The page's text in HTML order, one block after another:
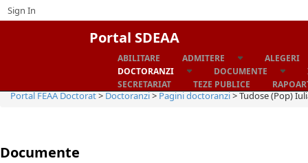
Sign In
Portal SDEAA
ABILITARE ADMITERE
ALEGERI
DOCTORANZI
DOCUMENTE
SECRETARIAT
TEZE PUBLICE
Home
Portal FEAA Doctorat>Doctoranzi>Pagini doctoranzi>Tudose (Pop)
Documente